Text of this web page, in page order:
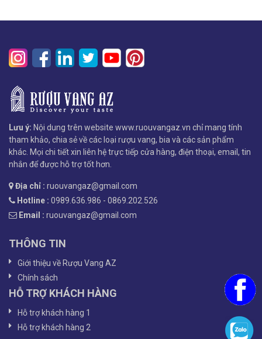
Lưu ý: Nội dung trên website www.ruouvangaz.vn chỉ mang tính
tham khảo, chia sẻ về các loại rượu vang, bia và các sản phẩm
khác. Mọi chi tiết xin liên hệ trực tiếp cửa hàng, điện thoại, email, tin
nhắn để được hỗ trợ tốt hơn.
Địa chỉ : ruouvangaz@gmail.com
Hotline : 0989.636.986 - 0869.202.526
Email : ruouvangaz@gmail.com
THÔNG TIN
Giới thiệu về Rượu Vang AZ
Chính sách
HỖ TRỢ KHÁCH HÀNG
Hỗ trợ khách hàng 1
Hỗ trợ khách hàng 2